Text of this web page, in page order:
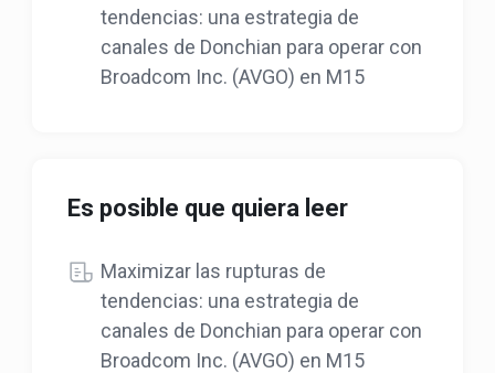
tendencias: una estrategia de
canales de Donchian para operar con
Broadcom Inc. (AVGO) en M15
Es posible que quiera leer
Maximizar las rupturas de
tendencias: una estrategia de
canales de Donchian para operar con
Broadcom Inc. (AVGO) en M15